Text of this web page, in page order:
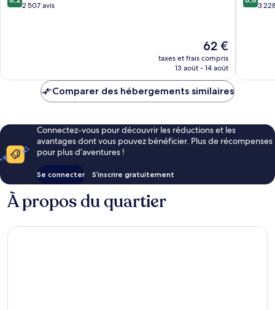
des
sur 2 507 avis
Le
nouveau
prix
de
62 €
taxes et frais compris
13 août - 14 août
affaires
sur 3
Comparer des hébergements similaires
Connectez-vous pour découvrir les réductions et les
avantages dont vous pouvez bénéficier. Plus de récompenses
pour plus d’aventures !
Se connecter S’inscrire gratuitement
À propos du quartier